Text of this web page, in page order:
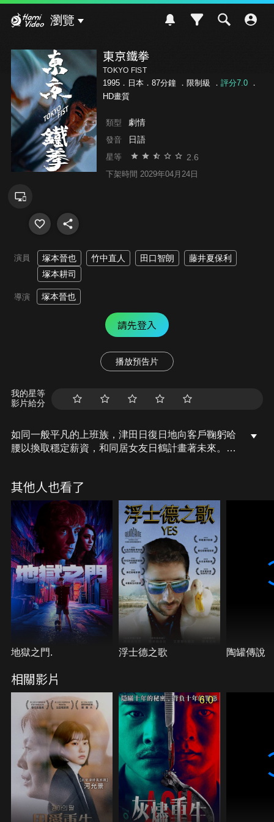
瀏覽
東京鐵拳
TOKYO FIST
1995．日本．87分鐘 ． 限制級 ． 評分7.0．
HD畫質
類型 劇情
發音 日語
星等 2.6
下架時間 2029年04月24日
演員 塚本晉也 竹中直人 田口智朗
藤井夏保利
塚本耕司
導演 塚本晉也
請先登入
播放預告片
我的星等
影片給分
如同一般平凡的上班族，津田日復日地向客戶鞠躬哈
腰以換取穩定薪資，和同居女友日鶴計畫著未來。一
瘋狂。三人之間暗潮洶湧，小島悠悠說起高中的黑暗
過往，日鶴行為開始出現異樣，津田已經搞不清內心
是在嫉妒小島抑或曾經恣意癲狂的自己…
其他人也看了
地獄之門. 浮士德之歌 陶罐傳說
相關影片
6.0